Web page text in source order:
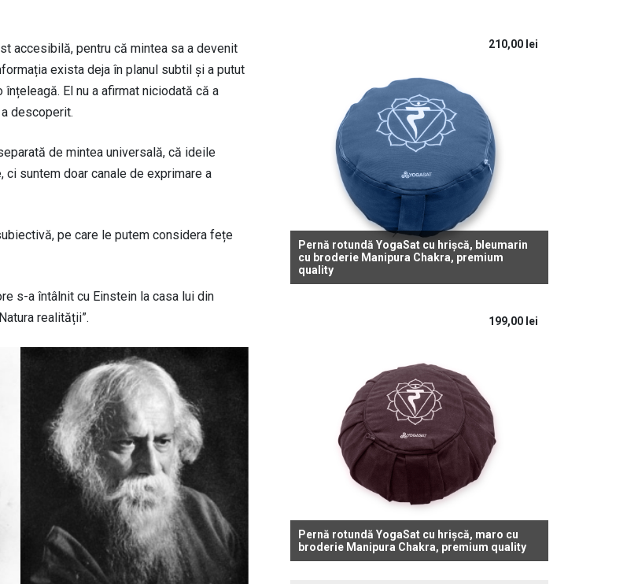
accesibilă, pentru că mintea sa a devenit
exista deja în planul subtil și a putut
El nu a afirmat niciodată că a
descoperit.
de mintea universală, că ideile
suntem doar canale de exprimare a
pe care le putem considera fețe
s-a întâlnit cu Einstein la casa lui din
realității”.
Pernă rotundă YogaSat cu hrișcă, bleumarin
cu broderie Manipura Chakra, premium
quality
210,00 lei
Pernă rotundă YogaSat cu hrișcă, maro cu
broderie Manipura Chakra, premium quality
199,00 lei